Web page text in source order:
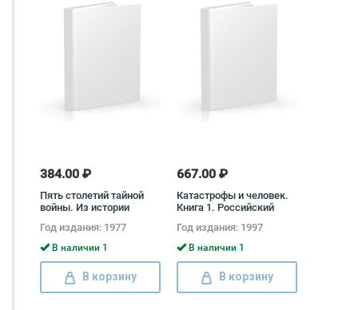
384.00 ₽
Пять столетий тайной
войны. Из истории
разведки Ефим Черняк
Год издания: 1977
В наличии 1
В корзину
667.00 ₽
Катастрофы и человек.
Книга 1. Российский
чрезвычайным
ситуациям Н. Локтионов,
М. Фалеев, Михаил
Шахраманьян, С. Шойгу,
Владимир Шолох, Юрий
Воробьев
Год издания: 1997
В наличии 1
В корзину